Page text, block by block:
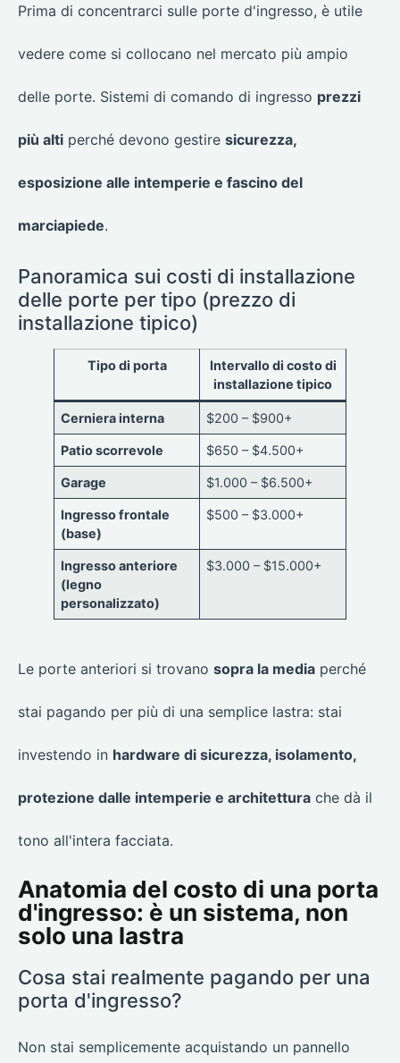
Prima di concentrarci sulle porte d'ingresso, è utile
vedere come si collocano nel mercato più ampio
delle porte. Sistemi di comando di ingresso prezzi
più alti perché devono gestire sicurezza,
esposizione alle intemperie e fascino del
marciapiede.
Panoramica sui costi di installazione
delle porte per tipo (prezzo di
installazione tipico)
Tipo di porta
Intervallo di costo di
installazione tipico
Cerniera interna $200 – $900+
Patio scorrevole $650 – $4.500+
Garage $1.000 – $6.500+
Ingresso frontale
(base)
$500 – $3.000+
Ingresso anteriore
(legno
personalizzato)
$3.000 – $15.000+
Le porte anteriori si trovano sopra la media perché
stai pagando per più di una semplice lastra: stai
investendo in hardware di sicurezza, isolamento,
protezione dalle intemperie e architettura che dà il
tono all'intera facciata.
Anatomia del costo di una porta
d'ingresso: è un sistema, non
solo una lastra
Cosa stai realmente pagando per una
porta d'ingresso?
Non stai semplicemente acquistando un pannello